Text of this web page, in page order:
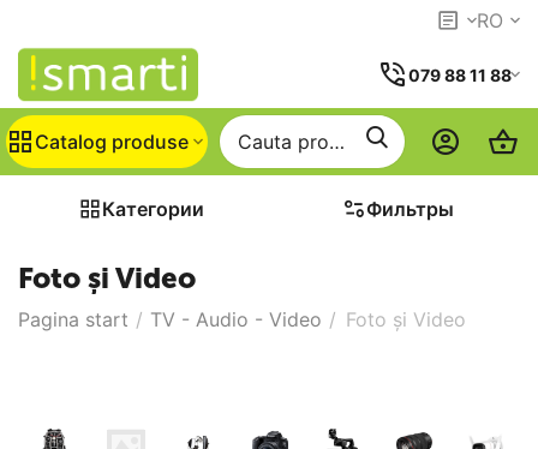
RO
079 88 11 88
Catalog produse
Категории Фильтры
Foto și Video
Pagina start / TV - Audio - Video / Foto și Video